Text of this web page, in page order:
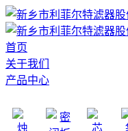
首页
关于我们
产品中心